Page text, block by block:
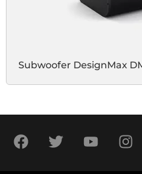
Subwoofer DesignMax